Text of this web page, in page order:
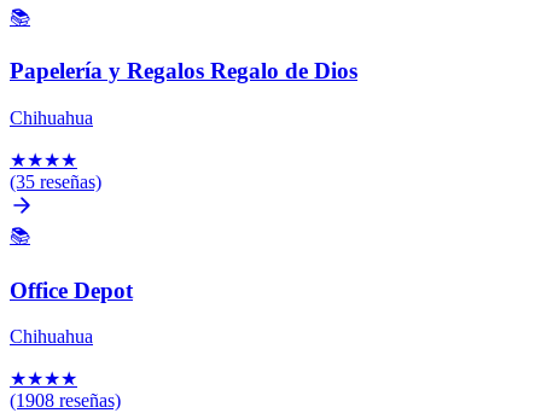
📚
Papelería y Regalos Regalo de Dios
Chihuahua
★★★★
(35 reseñas)
📚
Office Depot
Chihuahua
★★★★
(1908 reseñas)